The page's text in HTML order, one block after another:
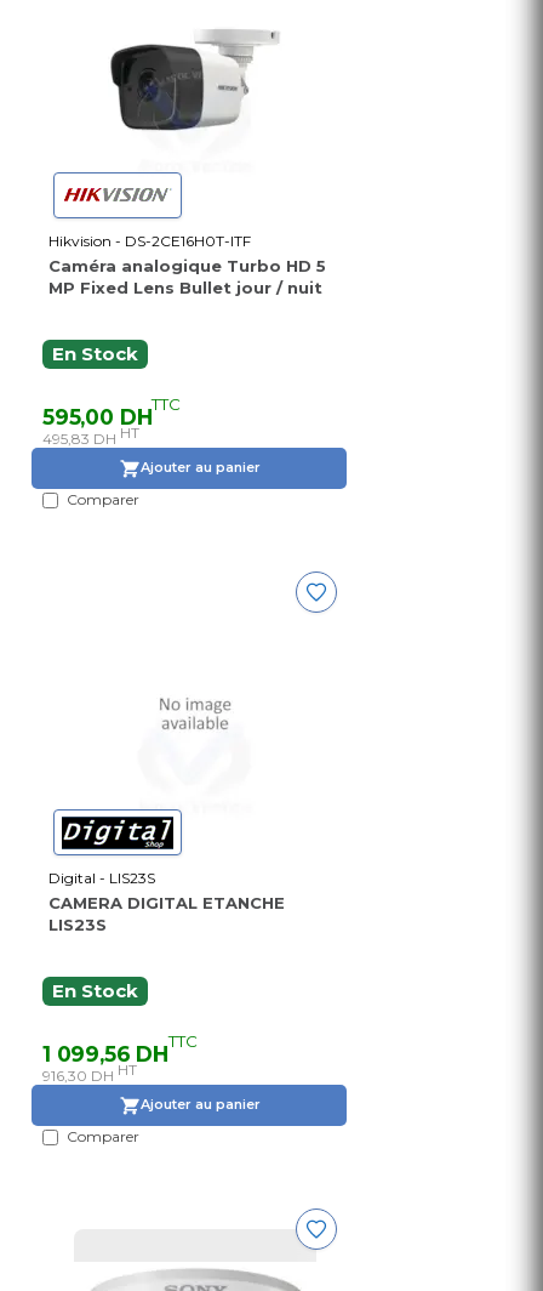
Hikvision - DS-2CE16H0T-ITF
Caméra analogique Turbo HD 5
MP Fixed Lens Bullet jour / nuit
En Stock
595,00 DHTTC
495,83 DH HT
Ajouter au panier
Comparer
Digital - LIS23S
CAMERA DIGITAL ETANCHE
LIS23S
En Stock
1 099,56 DHTTC
916,30 DH HT
Ajouter au panier
Comparer